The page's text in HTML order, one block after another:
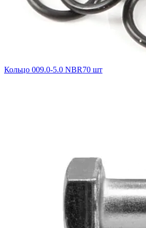
Кольцо 009.0-5.0 NBR70 шт